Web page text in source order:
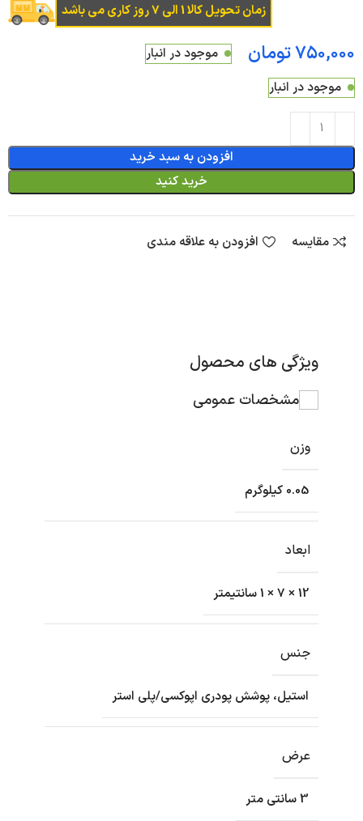
زمان تحویل کالا 1 الی 7 روز کاری می باشد
تومان
موجود در انبار
موجود در انبار
افزودن به سبد خرید
خرید کنید
مقایسه افزودن به علاقه مندی
ویژگی های محصول
مشخصات عمومی
وزن
0.05 کیلوگرم
ابعاد
12 × 7 × 1 سانتیمتر
جنس
استیل، پوشش پودری اپوکسی/پلی استر
عرض
3 سانتی متر